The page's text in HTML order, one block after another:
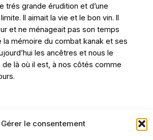
Gérer le consentement
trés grande érudition et d’une
Il aimait la vie et le bon vin. Il
et ne ménageait pas son temps
la mémoire du combat kanak et ses
les ancêtres et nous le
là où il est, à nos côtés comme